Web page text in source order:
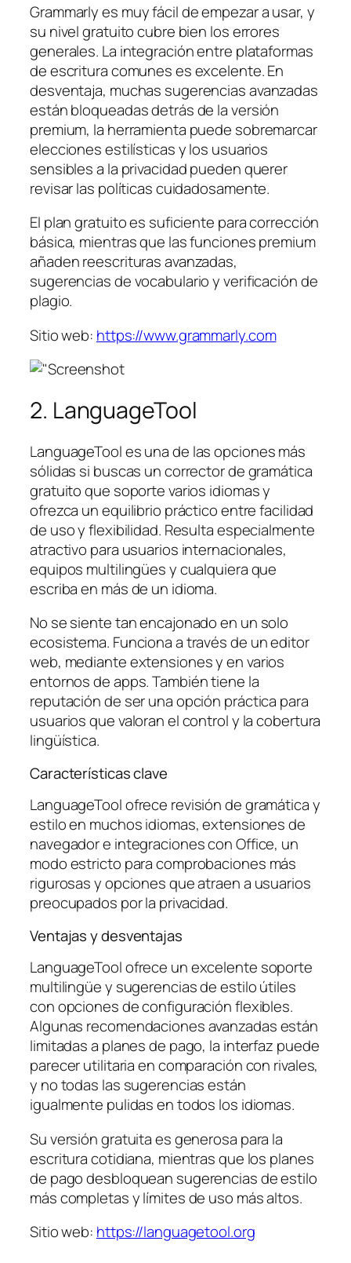
Grammarly es muy fácil de empezar a usar, y
su nivel gratuito cubre bien los errores
generales. La integración entre plataformas
de escritura comunes es excelente. En
desventaja, muchas sugerencias avanzadas
están bloqueadas detrás de la versión
premium, la herramienta puede sobremarcar
elecciones estilísticas y los usuarios
sensibles a la privacidad pueden querer
revisar las políticas cuidadosamente.
El plan gratuito es suficiente para corrección
básica, mientras que las funciones premium
añaden reescrituras avanzadas,
sugerencias de vocabulario y verificación de
plagio.
Sitio web: https://www.grammarly.com
2. LanguageTool
LanguageTool es una de las opciones más
sólidas si buscas un corrector de gramática
gratuito que soporte varios idiomas y
ofrezca un equilibrio práctico entre facilidad
de uso y flexibilidad. Resulta especialmente
atractivo para usuarios internacionales,
equipos multilingües y cualquiera que
escriba en más de un idioma.
No se siente tan encajonado en un solo
ecosistema. Funciona a través de un editor
web, mediante extensiones y en varios
entornos de apps. También tiene la
reputación de ser una opción práctica para
usuarios que valoran el control y la cobertura
lingüística.
Características clave
LanguageTool ofrece revisión de gramática y
estilo en muchos idiomas, extensiones de
navegador e integraciones con Office, un
modo estricto para comprobaciones más
rigurosas y opciones que atraen a usuarios
preocupados por la privacidad.
Ventajas y desventajas
LanguageTool ofrece un excelente soporte
multilingüe y sugerencias de estilo útiles
con opciones de configuración flexibles.
Algunas recomendaciones avanzadas están
limitadas a planes de pago, la interfaz puede
parecer utilitaria en comparación con rivales,
y no todas las sugerencias están
igualmente pulidas en todos los idiomas.
Su versión gratuita es generosa para la
escritura cotidiana, mientras que los planes
de pago desbloquean sugerencias de estilo
más completas y límites de uso más altos.
Sitio web: https://languagetool.org